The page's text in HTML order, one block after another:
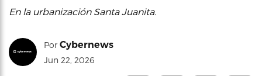
En la urbanización Santa Juanita.
Por Cybernews
Jun 22, 2026